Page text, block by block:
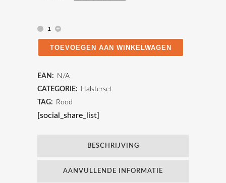
Halsterset
TOEVOEGEN AAN WINKELWAGEN
EAN:
N/A
CATEGORIE:
Halsterset
TAG:
Rood
[social_share_list]
BESCHRIJVING
AANVULLENDE INFORMATIE